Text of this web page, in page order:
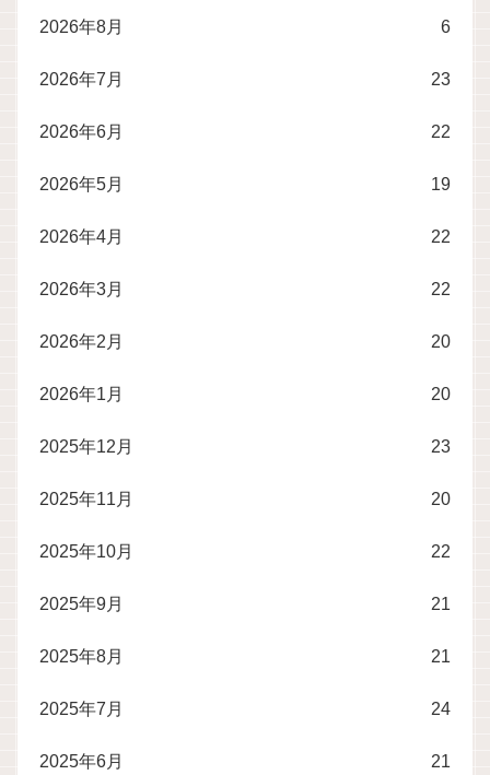
2026年8月 6
2026年7月 23
2026年6月 22
2026年5月 19
2026年4月 22
2026年3月 22
2026年2月 20
2026年1月 20
2025年12月 23
2025年11月 20
2025年10月 22
2025年9月 21
2025年8月 21
2025年7月 24
2025年6月 21